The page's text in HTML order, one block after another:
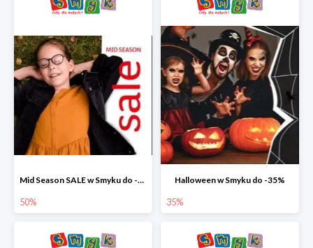
Mid Season SALE w Smyku do -50%
50%
Halloween w Smyku do -35%
35%